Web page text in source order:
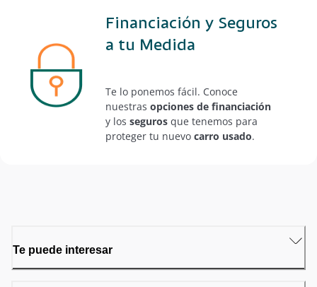
Financiación y Seguros
a tu Medida
Te lo ponemos fácil. Conoce
nuestras opciones de financiación
y los seguros que tenemos para
proteger tu nuevo carro usado.
Te puede interesar